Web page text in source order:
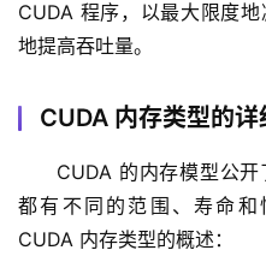
CUDA 程序，以最大限度
地提高吞吐量。
CUDA 内存类型的详
CUDA 的内存模型公
都有不同的范围、寿命
CUDA 内存类型的概述：